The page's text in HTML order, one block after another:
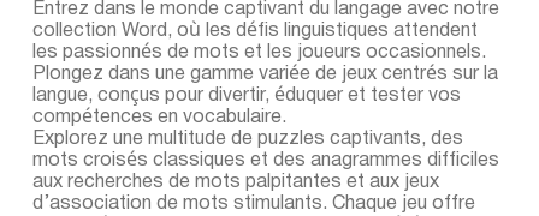
Entrez dans le monde captivant du langage avec notre
collection Word, où les défis linguistiques attendent
les passionnés de mots et les joueurs occasionnels.
Plongez dans une gamme variée de jeux centrés sur la
langue, conçus pour divertir, éduquer et tester vos
compétences en vocabulaire.
Explorez une multitude de puzzles captivants, des
mots croisés classiques et des anagrammes difficiles
aux recherches de mots palpitantes et aux jeux
d’association de mots stimulants. Chaque jeu offre